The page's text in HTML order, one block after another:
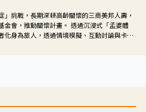
」挑戰，長期深耕高齡關懷的三商美邦人壽，
關懷計畫。 透過沉浸式「孟婆體
化身為旅人，透過情境模擬、互動討論與卡牌